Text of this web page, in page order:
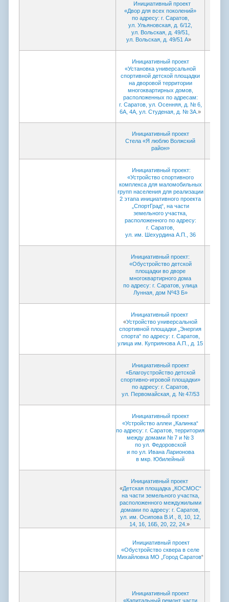
Инициативный проект
«Двор для всех поколений»
по адресу: г. Саратов,
ул. Ульяновская, д. 6/12,
ул. Вольская, д. 49/51,
ул. Вольская, д. 49/51 А»
Инициативный проект
«Установка универсальной
спортивной детской площадки
на дворовой территории
многоквартирных домов,
расположенных по адресам:
г. Саратов, ул. Осенняя, д. № 6,
6А, 4А, ул. Студеная, д. № 3А. »
Инициативный проект
Стела «Я люблю Волжский
район»
Инициативный проект:
«Устройство спортивного
комплекса для маломобильных
групп населения для реализации
2 этапа инициативного проекта
„СпортГрад“, на части
земельного участка,
расположенного по адресу:
г. Саратов,
ул. им. Шехурдина А.П., 36
Инициативный проект:
«Обустройство детской
площадки во дворе
многоквартирного дома
по адресу: г. Саратов, улица
Лунная, дом Nº43 Б»
Инициативный проект
«Устройство универсальной
спортивной площадки „Энергия
спорта“ по адресу: г. Саратов,
улица им. Куприянова А.П., д. 15
Инициативный проект
«Благоустройство детской
спортивно-игровой площадки»
по адресу: г. Саратов,
ул. Первомайская, д. № 47/53
Инициативный проект
«Устройство аллеи „Калинка“
по адресу: г. Саратов, территория
между домами № 7 и № 3
по ул. Федоровской
и по ул. Ивана Ларионова
в мкр. Юбилейный
Инициативный проект
«Детская площадка „КОСМОС“
на части земельного участка,
расположенного междужилыми
домами по адресу: г. Саратов,
ул. им. Осипова В.И., 8, 10, 12,
14, 16, 16Б, 20, 22, 24. »
Инициативный проект
«Обустройство сквера в селе
Михайловка МО „Город Саратов“
Инициативный проект
«Капитальный ремонт части